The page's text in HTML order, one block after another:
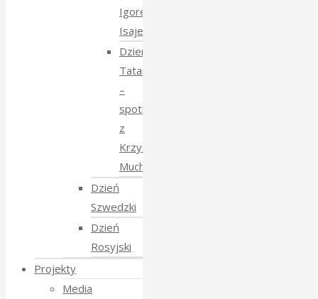
Igorem
Isajewem
Dzien
Tatarski
–
spotkanie
z
Krzysztofem
Mucharskim
Dzień
Szwedzki
Dzień
Rosyjski
Projekty
Media